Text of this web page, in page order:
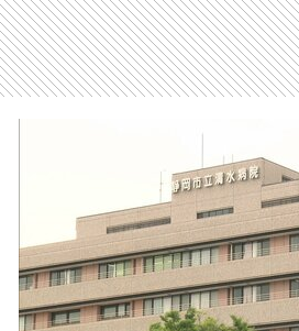
で待遇面の悪化を危惧 不
と困惑